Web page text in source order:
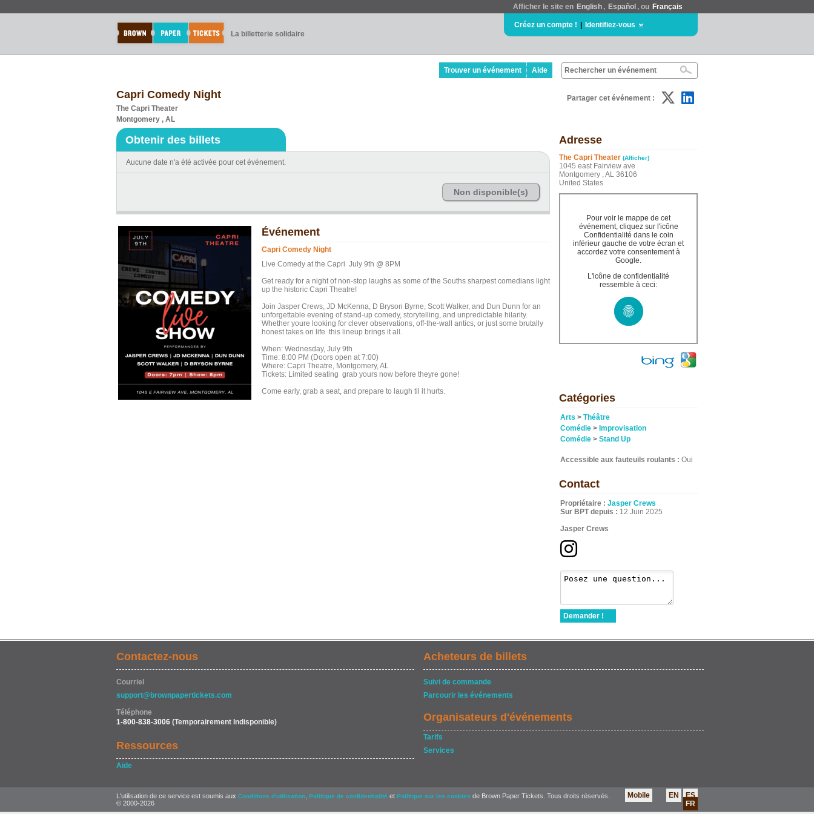
Afficher le site en English , Español , ou Français
La billetterie solidaire
Créez un compte ! Identifiez-vous
Trouver un événement Aide
Capri Comedy Night
The Capri Theater
Montgomery , AL
Partager cet événement :
Obtenir des billets
Aucune date n'a été activée pour cet événement.
Non disponible(s)
Événement
Capri Comedy Night
Live Comedy at the Capri July 9th @ 8PM
Get ready for a night of non-stop laughs as some of the Souths sharpest comedians light
up the historic Capri Theatre!
Join Jasper Crews, JD McKenna, D Bryson Byrne, Scott Walker, and Dun Dunn for an
unforgettable evening of stand-up comedy, storytelling, and unpredictable hilarity.
Whether youre looking for clever observations, off-the-wall antics, or just some brutally
honest takes on life this lineup brings it all.
When: Wednesday, July 9th
Time: 8:00 PM (Doors open at 7:00)
Where: Capri Theatre, Montgomery, AL
Tickets: Limited seating grab yours now before theyre gone!
Come early, grab a seat, and prepare to laugh til it hurts.
Adresse
The Capri Theater (Afficher)
1045 east Fairview ave
Montgomery , AL 36106
United States
Pour voir le mappe de cet
événement, cliquez sur l'icône
Confidentialité dans le coin
inférieur gauche de votre écran et
accordez votre consentement à
Google.
L'icône de confidentialité
ressemble à ceci:
Catégories
Arts > Théâtre
Comédie > Improvisation
Comédie > Stand Up
Accessible aux fauteuils roulants : Oui
Contact
Propriétaire : Jasper Crews
Sur BPT depuis : 12 Juin 2025
Jasper Crews
Demander !
Contactez-nous
Courriel
support@brownpapertickets.com
Téléphone
1-800-838-3006 (Temporairement Indisponible)
Ressources
Aide
Acheteurs de billets
Suivi de commande
Parcourir les événements
Organisateurs d'événements
Tarifs
Services
L'utilisation de ce service est soumis aux Conditions d'utilisation Politique de confidentialité et Politique sur les cookies de Brown Paper Tickets. Tous droits réservés.
© 2000-2026
Mobile EN
ES
FR